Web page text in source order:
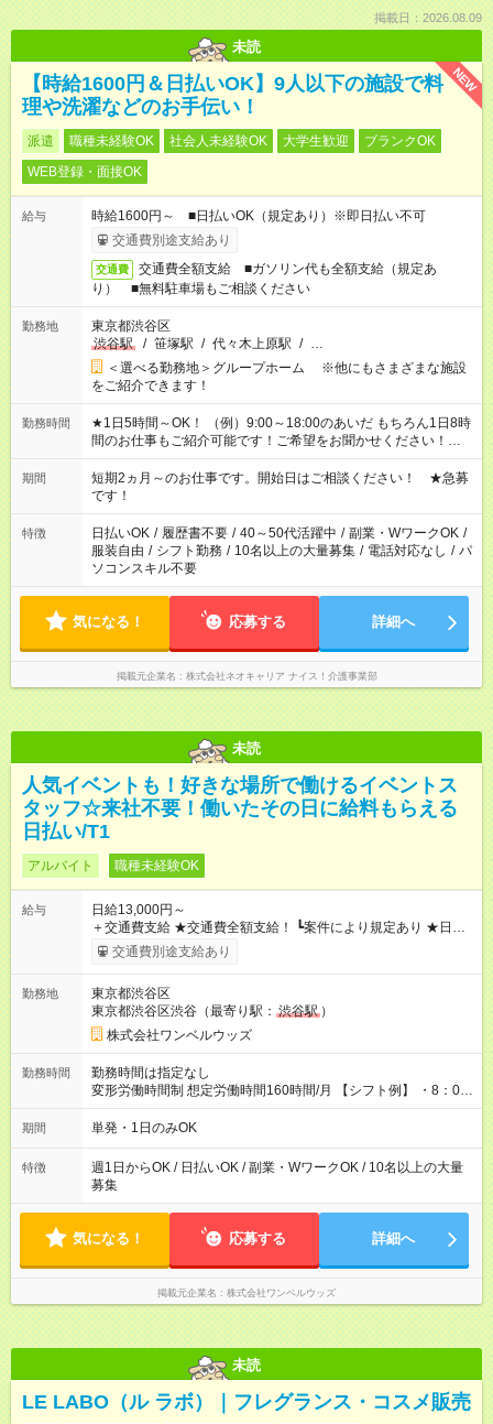
掲載日：2026.08.09
未読
NEW
【時給1600円＆日払いOK】9人以下の施設で料
理や洗濯などのお手伝い！
派遣 職種未経験OK 社会人未経験OK 大学生歓迎
ブランクOK
WEB登録・面接OK
給与
時給1600円～ ■日払いOK（規定あり）※即日払い不可
交通費別途支給あり
交通費
交通費全額支給 ■ガソリン代も全額支給（規定あ
り） ■無料駐車場もご相談ください
勤務地
東京都渋谷区
渋谷駅
/ 笹塚駅 / 代々木上原駅 / …
＜選べる勤務地＞グループホーム ※他にもさまざまな施設
をご紹介できます！
勤務時間
★1日5時間～OK！ （例）9:00～18:00のあいだ もちろん1日8時
間のお仕事もご紹介可能です！ご希望をお聞かせください！★家
庭の都合でお休みが必要な場合も遠慮なくご相談ください。 ※
週最低15時間以上の勤務が必要です
期間
短期2ヵ月～のお仕事です。開始日はご相談ください！ ★急募
です！
特徴 日払いOK / 履歴書不要 / 40～50代活躍中 / 副業・WワークOK /
服装自由 / シフト勤務 / 10名以上の大量募集 / 電話対応なし / パ
ソコンスキル不要
気になる！ 応募する 詳細へ
掲載元企業名 株式会社ネオキャリア ナイス！介護事業部
未読
人気イベントも！好きな場所で働けるイベントス
タッフ☆来社不要！働いたその日に給料もらえる
日払い/T1
アルバイト 職種未経験OK
給与
日給13,000円～
＋交通費支給 ★交通費全額支給！ ┗案件により規定あり ★日払
いOK！（規定あり） ┗働いたその日に現金GET♪ お仕事後はコ
ンビニATMから 日払い分を引き落とせます！ 【試用期間】試
交通費別途支給あり
勤務地
東京都渋谷区
東京都渋谷区渋谷（最寄り駅： 渋谷駅 ）
株式会社ワンベルウッズ
勤務時間
勤務時間は指定なし
変形労働時間制 想定労働時間160時間/月 【シフト例】 ・8：00
～21：00
期間 単発・1日のみOK
特徴
週1日からOK / 日払いOK / 副業・WワークOK / 10名以上の大量
募集
気になる！ 応募する 詳細へ
掲載元企業名 株式会社ワンベルウッズ
未読
LE LABO（ル ラボ）｜フレグランス・コスメ販売